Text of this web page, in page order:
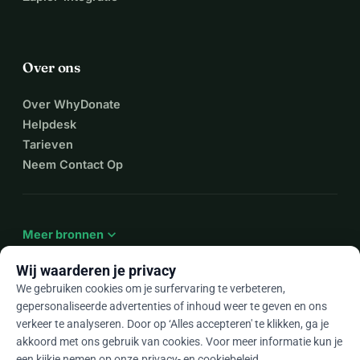
de drempel van de logeerkamer over te stappen, zodat we
Jennifer Deacon
www.flourishskin.nl
Over ons
Over WhyDonate
Helpdesk
Tarieven
Neem Contact Op
Meer bronnen expand_more
Nlarrow_drop_down
★★★★★ 4,9 / 5 op basis van 500+ reviews
Wij waarderen je privacy
We gebruiken cookies om je surfervaring te verbeteren,
gepersonaliseerde advertenties of inhoud weer te geven en ons
verkeer te analyseren. Door op ‘Alles accepteren' te klikken, ga je
akkoord met ons gebruik van cookies. Voor meer informatie kun je